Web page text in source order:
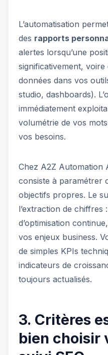
L’automatisation
des rapports
alertes lorsqu’une
significativement, voire
données dans vos
studio, dashboards).
immédiatement
volumétrie de vos
vos besoins.
Chez A2Z Automation
consiste à paramétrer
objectifs propres. Le
l’extraction de chiffres
d’optimisation
vos enjeux business.
de simples KPIs
indicateurs de
toujours actualisés.
3. Critères
bien choisir